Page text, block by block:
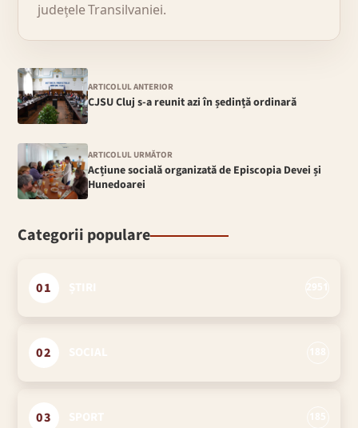
județele Transilvaniei.
ARTICOLUL ANTERIOR
CJSU Cluj s-a reunit azi în ședință ordinară
ARTICOLUL URMĂTOR
Acțiune socială organizată de Episcopia Devei și
Hunedoarei
Categorii populare
01
02
03